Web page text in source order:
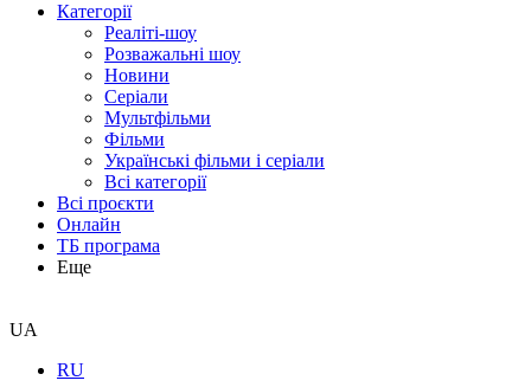
Категорії
Реаліті-шоу
Розважальні шоу
Новини
Серіали
Мультфільми
Фільми
Українські фільми і серіали
Всі категорії
Всі проєкти
Онлайн
ТБ програма
Еще
UA
RU